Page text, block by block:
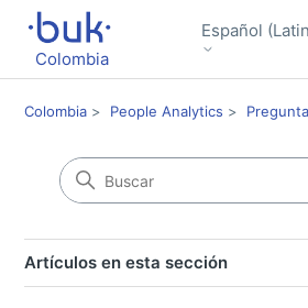
Colombia
Español
Colombia People Analytics
Artículos en esta sección